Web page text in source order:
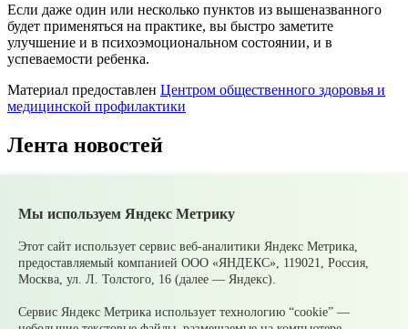
Если даже один или несколько пунктов из вышеназванного
будет применяться на практике, вы быстро заметите
улучшение и в психоэмоциональном состоянии, и в
успеваемости ребенка.
Материал предоставлен Центром общественного здоровья и
медицинской профилактики
Лента новостей
07 августаВ Среднеуральске подвели итоги
07 августаОжидаются сильные ливни
05 августаСупруги могут получать социальные
налоговые вычеты за обучение и лечение друг друга
контролировать счета и избежать принудительного
Мы используем Яндекс Метрику
Этот сайт использует сервис веб-аналитики Яндекс Метрика,
предоставляемый компанией ООО «ЯНДЕКС», 119021, Россия,
Москва, ул. Л. Толстого, 16 (далее — Яндекс).
Сервис Яндекс Метрика использует технологию “cookie” —